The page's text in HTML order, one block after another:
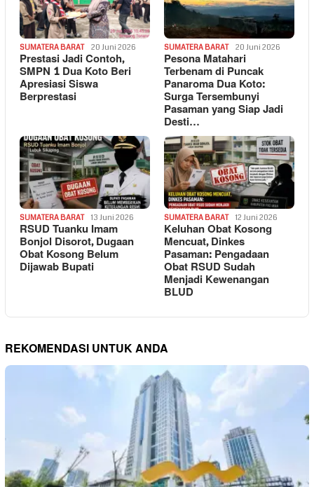
SUMATERA BARAT 20 Juni 2026
Prestasi Jadi Contoh,
SMPN 1 Dua Koto Beri
Apresiasi Siswa
Berprestasi
SUMATERA BARAT 20 Juni 2026
Pesona Matahari
Terbenam di Puncak
Panaroma Dua Koto:
Surga Tersembunyi
Pasaman yang Siap Jadi
Desti…
SUMATERA BARAT 13 Juni 2026
RSUD Tuanku Imam
Bonjol Disorot, Dugaan
Obat Kosong Belum
Dijawab Bupati
SUMATERA BARAT 12 Juni 2026
Keluhan Obat Kosong
Mencuat, Dinkes
Pasaman: Pengadaan
Obat RSUD Sudah
Menjadi Kewenangan
BLUD
REKOMENDASI UNTUK ANDA